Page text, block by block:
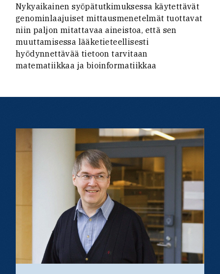
Nykyaikainen syöpätutkimuksessa käytettävät
genominlaajuiset mittausmenetelmät tuottavat
niin paljon mitattavaa aineistoa, että sen
muuttamisessa lääketieteellisesti
hyödynnettävää tietoon tarvitaan
matematiikkaa ja bioinformatiikkaa